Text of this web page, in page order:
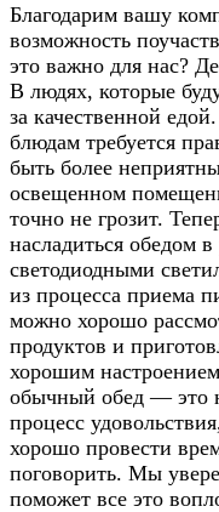
Благодарим вашу
возможность
это важно для нас?
В людях, которые
за качественной
блюдам требуется
быть более
освещенном
точно не грозит.
насладиться обедом
светодиодными
из процесса приема
можно хорошо
продуктов и
хорошим
обычный обед — это
процесс
хорошо провести
поговорить. Мы
поможет все это